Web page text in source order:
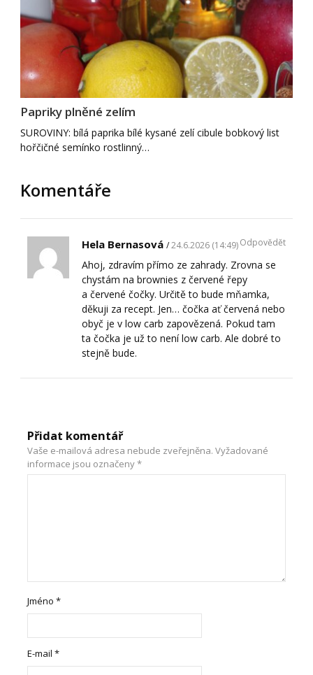
Papriky plněné zelím
SUROVINY: bílá paprika bílé kysané zelí cibule bobkový list
hořčičné semínko rostlinný…
Komentáře
Hela Bernasová 24.6.2026 (14:49)
Ahoj, zdravím přímo ze zahrady. Zrovna se
chystám na brownies z červené řepy
a červené čočky. Určitě to bude mňamka,
děkuji za recept. Jen… čočka ať červená nebo
obyč je v low carb zapovězená. Pokud tam
ta čočka je už to není low carb. Ale dobré to
stejně bude.
Odpovědět
Přidat komentář
Vaše e-mailová adresa nebude zveřejněna. Vyžadované
informace jsou označeny*
Jméno*
E-mail*